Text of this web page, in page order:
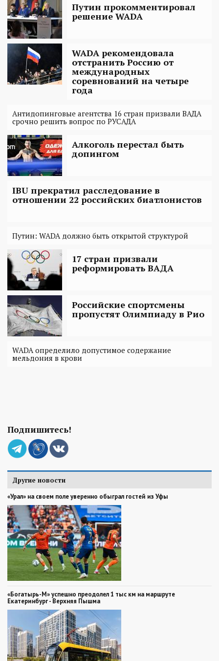
Путин прокомментировал
решение WADA
WADA рекомендовала
отстранить Россию от
международных
соревнований на четыре
года
Антидопинговые агентства 16 стран призвали ВАДА
срочно решить вопрос по РУСАДА
Алкоголь перестал быть
допингом
IBU прекратил расследование в
отношении 22 российских биатлонистов
Путин: WADA должно быть открытой структурой
17 стран призвали
реформировать ВАДА
Российские спортсмены
пропустят Олимпиаду в Рио
WADA определило допустимое содержание
мельдония в крови
Подпишитесь!
Другие новости
«Урал» на своем поле уверенно обыграл гостей из Уфы
«Богатырь-М» успешно преодолел 1 тыс км на маршруте
Екатеринбург - Верхняя Пышма